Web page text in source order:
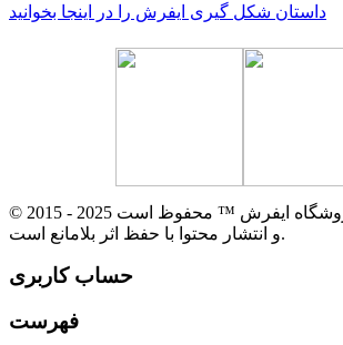
داستان شکل گیری ایفرش را در اینجا بخوانید
© 2015 - 2025 تمام حقوق برای فروشگاه ایفرش ™ محفوظ است
و انتشار محتوا با حفظ اثر بلامانع است.
حساب کاربری
فهرست